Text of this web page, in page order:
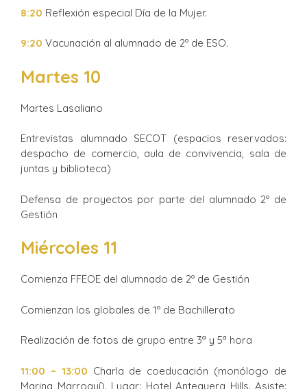
8:20 Reflexión especial Día de la Mujer.
9:20 Vacunación al alumnado de 2º de ESO.
Martes 10
Martes Lasaliano
Entrevistas alumnado SECOT (espacios reservados:
despacho de comercio, aula de convivencia, sala de
juntas y biblioteca)
Defensa de proyectos por parte del alumnado 2º de
Gestión
Miércoles 11
Comienza FFEOE del alumnado de 2º de Gestión
Comienzan los globales de 1º de Bachillerato
Realización de fotos de grupo entre 3ª y 5ª hora
11:00 – 13:00 Charla de coeducación (monólogo de
Marina Marroquí). Lugar: Hotel Antequera Hills. Asiste: